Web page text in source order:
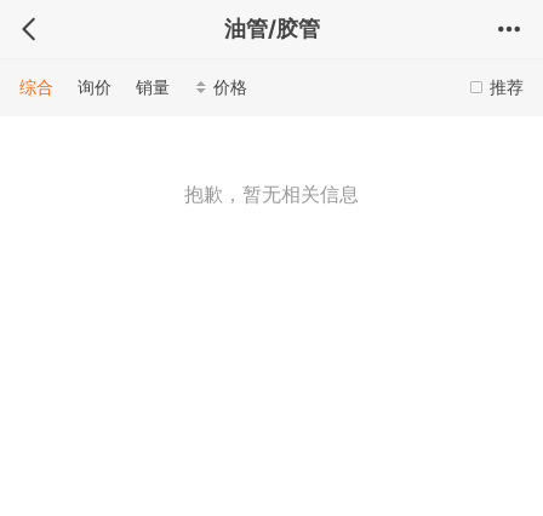
油管/胶管
推荐
综合 询价 销量 价格
抱歉，暂无相关信息